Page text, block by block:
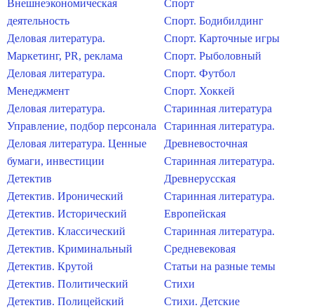
Внешнеэкономическая
деятельность
Деловая литература.
Маркетинг, PR, реклама
Деловая литература.
Менеджмент
Деловая литература.
Управление, подбор персонала
Деловая литература. Ценные
бумаги, инвестиции
Детектив
Детектив. Иронический
Детектив. Исторический
Детектив. Классический
Детектив. Криминальный
Детектив. Крутой
Детектив. Политический
Детектив. Полицейский
Спорт
Спорт. Бодибилдинг
Спорт. Карточные игры
Спорт. Рыболовный
Спорт. Футбол
Спорт. Хоккей
Старинная литература
Старинная литература.
Древневосточная
Старинная литература.
Древнерусская
Старинная литература.
Европейская
Старинная литература.
Средневековая
Статьи на разные темы
Стихи
Стихи. Детские